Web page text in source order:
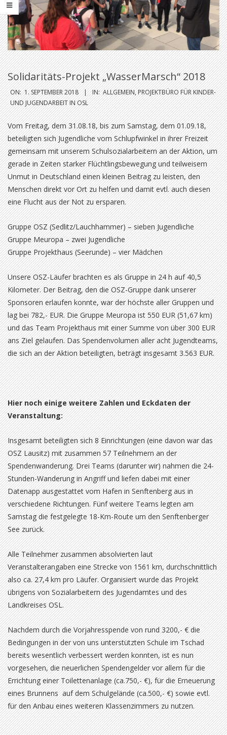
Solidaritäts-Projekt „WasserMarsch“ 2018
ON: 1. SEPTEMBER 2018 IN: ALLGEMEIN,PROJEKTBÜRO FÜR KINDER-
UND JUGENDARBEIT IN OSL
Vom Freitag, dem 31.08.18, bis zum Samstag, dem 01.09.18,
beteiligten sich Jugendliche vom Schlupfwinkel in ihrer Freizeit
gemeinsam mit unserem Schulsozialarbeitern an der Aktion, um
gerade in Zeiten starker Flüchtlingsbewegung und teilweisem
Unmut in Deutschland einen kleinen Beitrag zu leisten, den
Menschen direkt vor Ort zu helfen und damit evtl. auch diesen
eine Flucht aus der Not zu ersparen.
Gruppe OSZ (Sedlitz/Lauchhammer) – sieben Jugendliche
Gruppe Meuropa – zwei Jugendliche
Gruppe Projekthaus (Seerunde) – vier Mädchen
Unsere OSZ-Läufer brachten es als Gruppe in 24 h auf 40,5
Kilometer. Der Beitrag, den die OSZ-Gruppe dank unserer
Sponsoren erlaufen konnte, war der höchste aller Gruppen und
lag bei 782,- EUR. Die Gruppe Meuropa ist 550 EUR (51,67 km)
und das Team Projekthaus mit einer Summe von über 300 EUR
ans Ziel gelaufen. Das Spendenvolumen aller acht Jugendteams,
die sich an der Aktion beteiligten, beträgt insgesamt 3.563 EUR.
Hier noch einige weitere Zahlen und Eckdaten der
Veranstaltung:
Insgesamt beteiligten sich 8 Einrichtungen (eine davon war das
OSZ Lausitz) mit zusammen 57 Teilnehmern an der
Spendenwanderung. Drei Teams (darunter wir) nahmen die 24-
Stunden-Wanderung in Angriff und liefen dabei mit einer
Datenapp ausgestattet vom Hafen in Senftenberg aus in
verschiedene Richtungen. Fünf weitere Teams legten am
Samstag die festgelegte 18-Km-Route um den Senftenberger
See zurück.
Alle Teilnehmer zusammen absolvierten laut
Veranstalterangaben eine Strecke von 1561 km, durchschnittlich
also ca. 27,4 km pro Läufer. Organisiert wurde das Projekt
übrigens von Sozialarbeitern des Jugendamtes und des
Landkreises OSL.
Nachdem durch die Vorjahresspende von rund 3200,- € die
Bedingungen in der von uns unterstützten Schule im Tschad
bereits wesentlich verbessert werden konnten, ist es nun
vorgesehen, die neuerlichen Spendengelder vor allem für die
Errichtung einer Toilettenanlage (ca.750,- €), für die Erneuerung
eines Brunnens auf dem Schulgelände (ca.500,- €) sowie evtl.
für den Anbau eines weiteren Klassenzimmers zu nutzen.